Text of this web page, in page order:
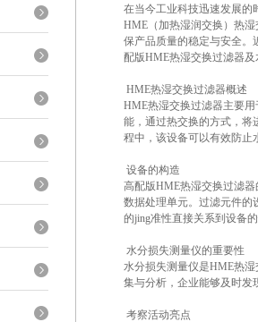
在当今工业科技迅速发展的
HME（加热湿润交换）热
保产品质量的稳定与安全。
配版HME热湿交换过滤器
HME热湿交换过滤器概述
HME热湿交换过滤器主要
能，通过热交换的方式，将
程中，该设备可以有效防止
设备的构造
高配版HME热湿交换过滤
数据处理单元。过滤元件的
的jing准性直接关系到设备
水分损失测量仪的重要性
水分损失测量仪是HME热
集与分析，企业能够及时发
考察活动亮点